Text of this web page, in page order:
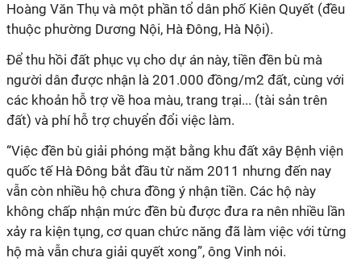
Hoàng Văn Thụ và một phần tổ dân phố Kiên Quyết (đều
thuộc phường Dương Nội, Hà Đông, Hà Nội).
Để thu hồi đất phục vụ cho dự án này, tiền đền bù mà
người dân được nhận là 201.000 đồng/m2 đất, cùng với
các khoản hỗ trợ về hoa màu, trang trại... (tài sản trên
đất) và phí hỗ trợ chuyển đổi việc làm.
“Việc đền bù giải phóng mặt bằng khu đất xây Bệnh viện
quốc tế Hà Đông bắt đầu từ năm 2011 nhưng đến nay
vẫn còn nhiều hộ chưa đồng ý nhận tiền. Các hộ này
không chấp nhận mức đền bù được đưa ra nên nhiều lần
xảy ra kiện tụng, cơ quan chức năng đã làm việc với từng
hộ mà vẫn chưa giải quyết xong”, ông Vinh nói.